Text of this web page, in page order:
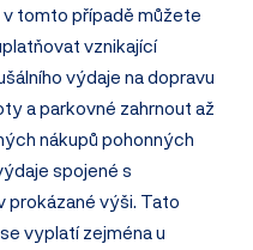
v tomto případě můžete
vznikající
výdaje na dopravu
a parkovné zahrnout až
nákupů pohonných
spojené s
prokázané výši. Tato
vyplatí zejména u